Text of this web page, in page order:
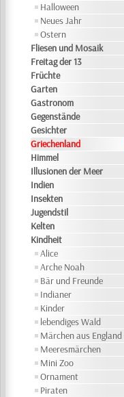
Halloween
Neues Jahr
Ostern
Fliesen und Mosaik
Freitag der 13
Früchte
Garten
Gastronom
Gegenstände
Gesichter
Griechenland
Himmel
Illusionen der Meer
Indien
Insekten
Jugendstil
Kelten
Kindheit
Alice
Arche Noah
Bär und Freunde
Indianer
Kinder
lebendiges Wald
Märchen aus England
Meeresmärchen
Mini Zoo
Ornament
Piraten